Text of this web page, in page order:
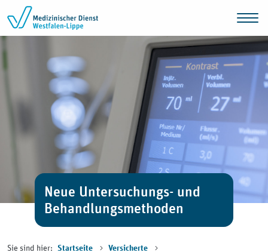
Zum Inhalt springen
Neue Untersuchungs- und
Behandlungsmethoden
Sie sind hier: Startseite Versicherte